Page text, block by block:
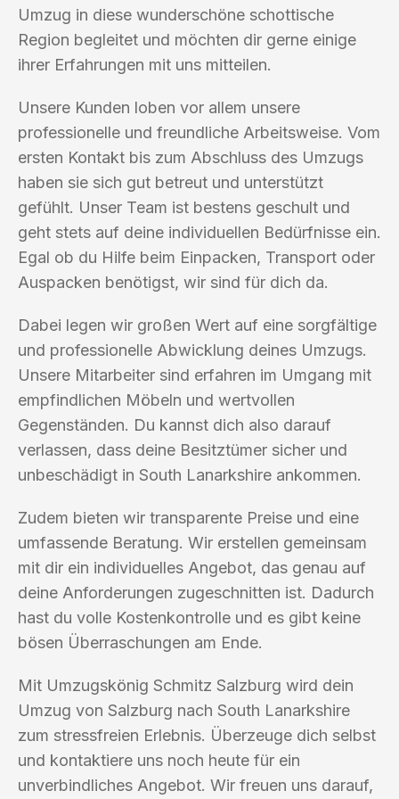
Umzug in diese wunderschöne schottische
Region begleitet und möchten dir gerne einige
ihrer Erfahrungen mit uns mitteilen.
Unsere Kunden loben vor allem unsere
professionelle und freundliche Arbeitsweise. Vom
ersten Kontakt bis zum Abschluss des Umzugs
haben sie sich gut betreut und unterstützt
gefühlt. Unser Team ist bestens geschult und
geht stets auf deine individuellen Bedürfnisse ein.
Egal ob du Hilfe beim Einpacken, Transport oder
Auspacken benötigst, wir sind für dich da.
Dabei legen wir großen Wert auf eine sorgfältige
und professionelle Abwicklung deines Umzugs.
Unsere Mitarbeiter sind erfahren im Umgang mit
empfindlichen Möbeln und wertvollen
Gegenständen. Du kannst dich also darauf
verlassen, dass deine Besitztümer sicher und
unbeschädigt in South Lanarkshire ankommen.
Zudem bieten wir transparente Preise und eine
umfassende Beratung. Wir erstellen gemeinsam
mit dir ein individuelles Angebot, das genau auf
deine Anforderungen zugeschnitten ist. Dadurch
hast du volle Kostenkontrolle und es gibt keine
bösen Überraschungen am Ende.
Mit Umzugskönig Schmitz Salzburg wird dein
Umzug von Salzburg nach South Lanarkshire
zum stressfreien Erlebnis. Überzeuge dich selbst
und kontaktiere uns noch heute für ein
unverbindliches Angebot. Wir freuen uns darauf,